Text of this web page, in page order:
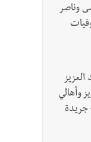
8-2026 آل موسى وناصر
العزيز وأهالي
جريدة